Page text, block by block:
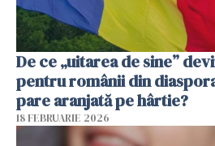
De ce „uitarea de sine”
pentru românii din
pare aranjată pe hârtie?
18 FEBRUARIE 2026